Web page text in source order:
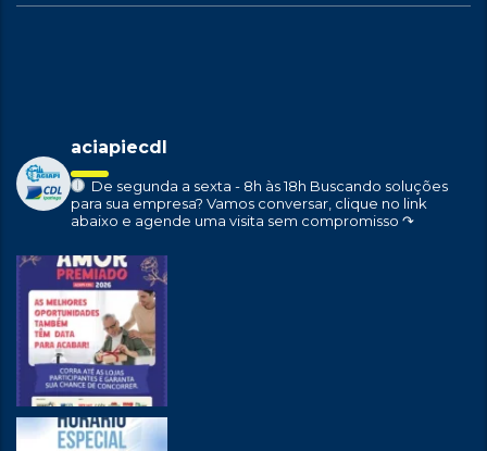
aciapiecdl
De segunda a sexta - 8h às 18h Buscando soluções
para sua empresa? Vamos conversar, clique no link
abaixo e agende uma visita sem compromisso ↷